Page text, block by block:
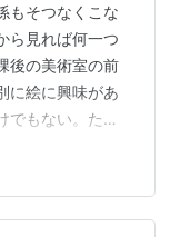
もそつなくこな
ら見れば何一つ
後の美術室の前
に絵に興味があ
でもない。た
かが足りない」
画の出発点にな
きる人間ほど、